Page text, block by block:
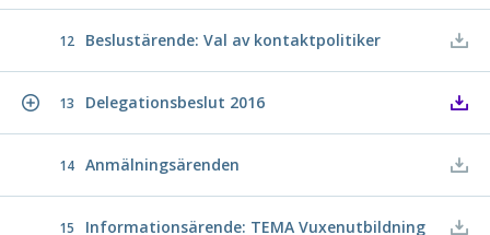
12 Beslustärende: Val av kontaktpolitiker
13 Delegationsbeslut 2016
14 Anmälningsärenden
15 Informationsärende: TEMA Vuxenutbildning